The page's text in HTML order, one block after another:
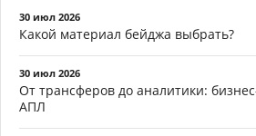
30 июл 2026
Какой материал бейджа выбрать?
30 июл 2026
От трансферов до аналитики:
АПЛ